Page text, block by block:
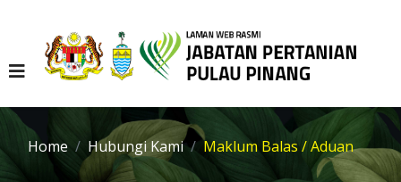
Home Hubungi Kami Maklum Balas / Aduan